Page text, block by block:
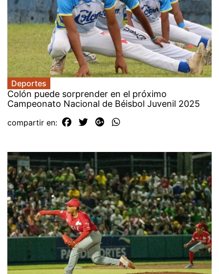
Deportes
Colón puede sorprender en el próximo
Campeonato Nacional de Béisbol Juvenil 2025
compartir en: